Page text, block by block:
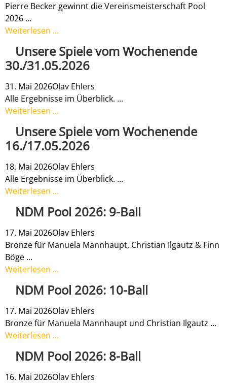
Pierre Becker gewinnt die Vereinsmeisterschaft Pool
2026 ...
Weiterlesen ...
Unsere Spiele vom Wochenende
30./31.05.2026
31. Mai 2026Olav Ehlers
Alle Ergebnisse im Überblick. ...
Weiterlesen ...
Unsere Spiele vom Wochenende
16./17.05.2026
18. Mai 2026Olav Ehlers
Alle Ergebnisse im Überblick. ...
Weiterlesen ...
NDM Pool 2026: 9-Ball
17. Mai 2026Olav Ehlers
Bronze für Manuela Mannhaupt, Christian Ilgautz & Finn
Böge ...
Weiterlesen ...
NDM Pool 2026: 10-Ball
17. Mai 2026Olav Ehlers
Bronze für Manuela Mannhaupt und Christian Ilgautz ...
Weiterlesen ...
NDM Pool 2026: 8-Ball
16. Mai 2026Olav Ehlers